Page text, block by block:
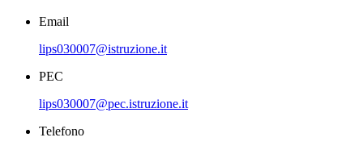
Email
lips030007@istruzione.it
PEC
lips030007@pec.istruzione.it
Telefono